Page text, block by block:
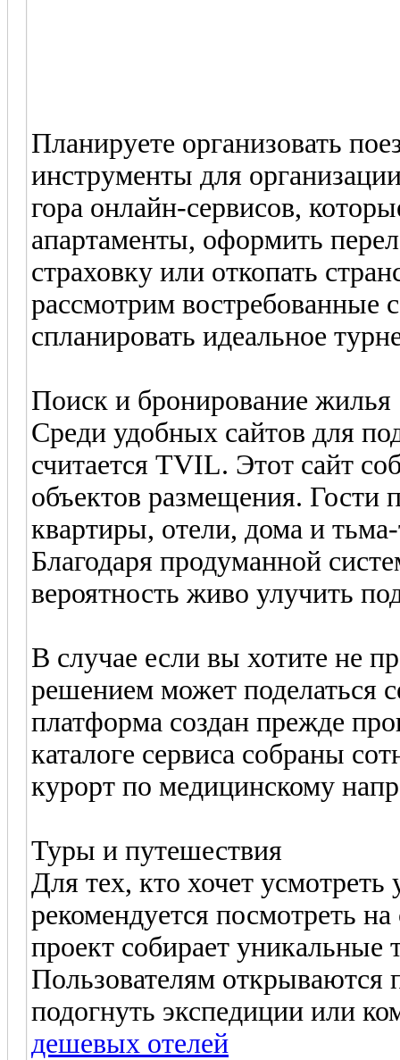
Планируете организовать
инструменты для
гора онлайн-сервисов,
апартаменты, оформить
страховку или откопать
рассмотрим востребованные
спланировать идеальное
Поиск и бронирование жилья
Среди удобных сайтов для
считается TVIL. Этот сайт
объектов размещения. Гости
квартиры, отели, дома и
Благодаря продуманной
вероятность живо улучить
В случае если вы хотите не
решением может поделаться
платформа создан прежде
каталоге сервиса собраны
курорт по медицинскому
Туры и путешествия
Для тех, кто хочет
рекомендуется посмотреть
проект собирает
Пользователям
подогнуть экспедиции или
дешевых отелей